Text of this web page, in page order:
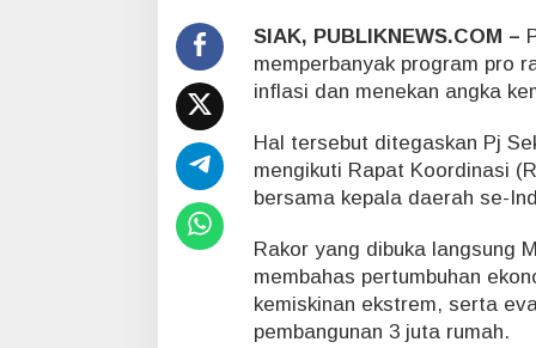
s
K
e
n
a
l
k
n
I
n
f
SIAK, PUBLIKNEWS.COM –
memperbanyak program pro
inflasi dan menekan angka
Hal tersebut ditegaskan Pj
mengikuti Rapat Koordinasi
bersama kepala daerah se-
Rakor yang dibuka langsung
membahas pertumbuhan
kemiskinan ekstrem, serta
pembangunan 3 juta rumah.